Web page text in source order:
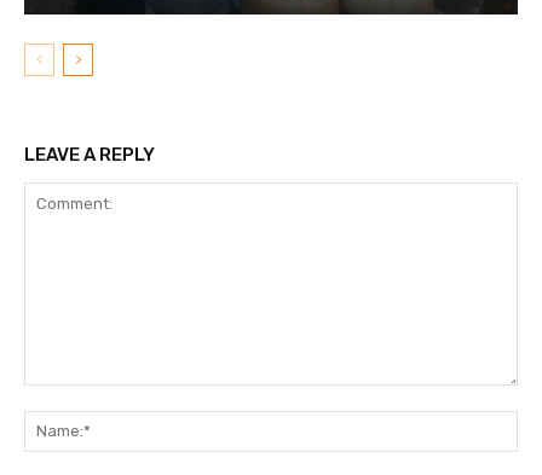
LEAVE A REPLY